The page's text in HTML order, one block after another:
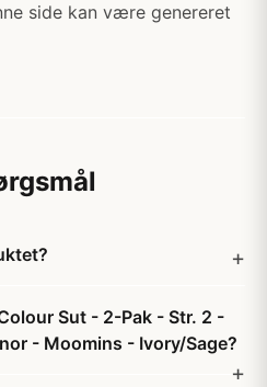
side kan være genereret
Sut - 2-Pak - Str. 2 -
- Moomins - Ivory/Sage?